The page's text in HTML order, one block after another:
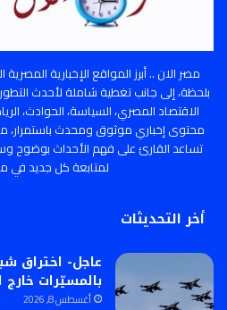
مصر الان .. أبرز المواقع الإخبارية
بلحظة، إلى جانب تغطية شاملة لأحدث
الاقتصاد المصري، السياسة، الحوادث،
محتوى إخباري موثوق ومحدث باستمرار،
تساعد القارئ على فهم الأحداث بوضوح
لمتابعة كل جديد في
أخر التحديثات
عاجل- اختراق
بالمسيّرات خارج
أغسطس 8, 2026